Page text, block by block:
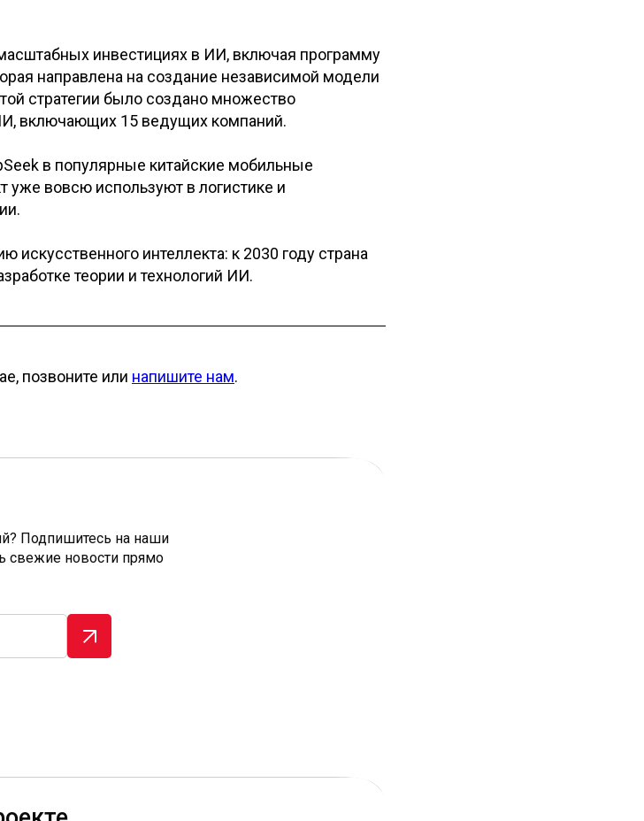
инвестициях в ИИ, включая программу
направлена на создание независимой модели
стратегии было создано множество
включающих 15 ведущих компаний.
в популярные китайские мобильные
уже вовсю используют в логистике и
искусственного интеллекта: к 2030 году страна
теории и технологий ИИ.
позвоните или напишите нам.
Подпишитесь на наши
свежие новости прямо